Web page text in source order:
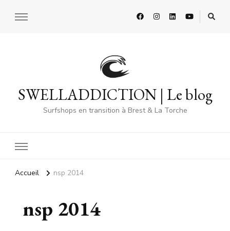
SWELLADDICTION | Le blog
Surfshops en transition à Brest & La Torche
Accueil nsp 2014
nsp 2014